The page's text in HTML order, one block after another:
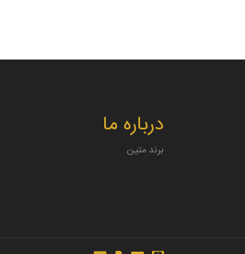
درباره ما
برند متین